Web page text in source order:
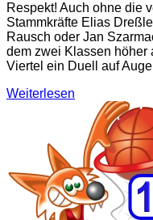
Respekt! Auch ohne die
Stammkräfte Elias
Rausch oder Jan
dem zwei Klassen höher
Viertel ein Duell auf
Weiterlesen